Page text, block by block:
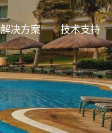
解决方案 技术支持